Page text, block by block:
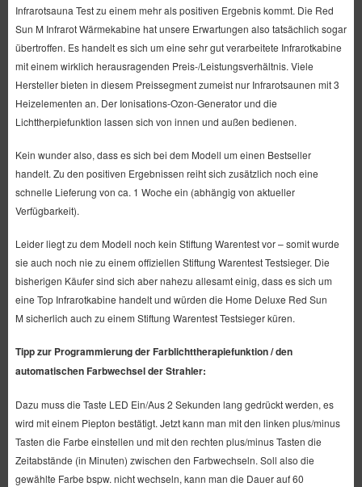
Infrarotsauna Test zu einem mehr als positiven Ergebnis kommt. Die Red
Sun M Infrarot Wärmekabine hat unsere Erwartungen also tatsächlich sogar
übertroffen. Es handelt es sich um eine sehr gut verarbeitete Infrarotkabine
mit einem wirklich herausragenden Preis-/Leistungsverhältnis. Viele
Hersteller bieten in diesem Preissegment zumeist nur Infrarotsaunen mit 3
Heizelementen an. Der Ionisations-Ozon-Generator und die
Lichttherpiefunktion lassen sich von innen und außen bedienen.
Kein wunder also, dass es sich bei dem Modell um einen Bestseller
handelt. Zu den positiven Ergebnissen reiht sich zusätzlich noch eine
schnelle Lieferung von ca. 1 Woche ein (abhängig von aktueller
Verfügbarkeit).
Leider liegt zu dem Modell noch kein Stiftung Warentest vor – somit wurde
sie auch noch nie zu einem offiziellen Stiftung Warentest Testsieger. Die
bisherigen Käufer sind sich aber nahezu allesamt einig, dass es sich um
eine Top Infrarotkabine handelt und würden die Home Deluxe Red Sun
M sicherlich auch zu einem Stiftung Warentest Testsieger küren.
Tipp zur Programmierung der Farblichttherapiefunktion / den
automatischen Farbwechsel der Strahler:
Dazu muss die Taste LED Ein/Aus 2 Sekunden lang gedrückt werden, es
wird mit einem Piepton bestätigt. Jetzt kann man mit den linken plus/minus
Tasten die Farbe einstellen und mit den rechten plus/minus Tasten die
Zeitabstände (in Minuten) zwischen den Farbwechseln. Soll also die
gewählte Farbe bspw. nicht wechseln, kann man die Dauer auf 60